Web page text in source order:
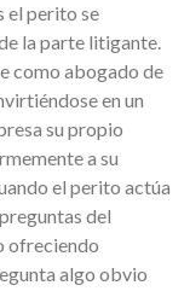
el perito se
la parte litigante.
como abogado de
en un
su propio
a su
el perito actúa
del
ofreciendo
algo obvio